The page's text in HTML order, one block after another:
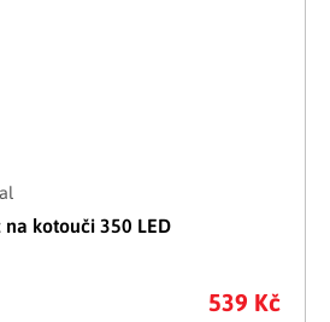
kotouči 350 LED
539 Kč